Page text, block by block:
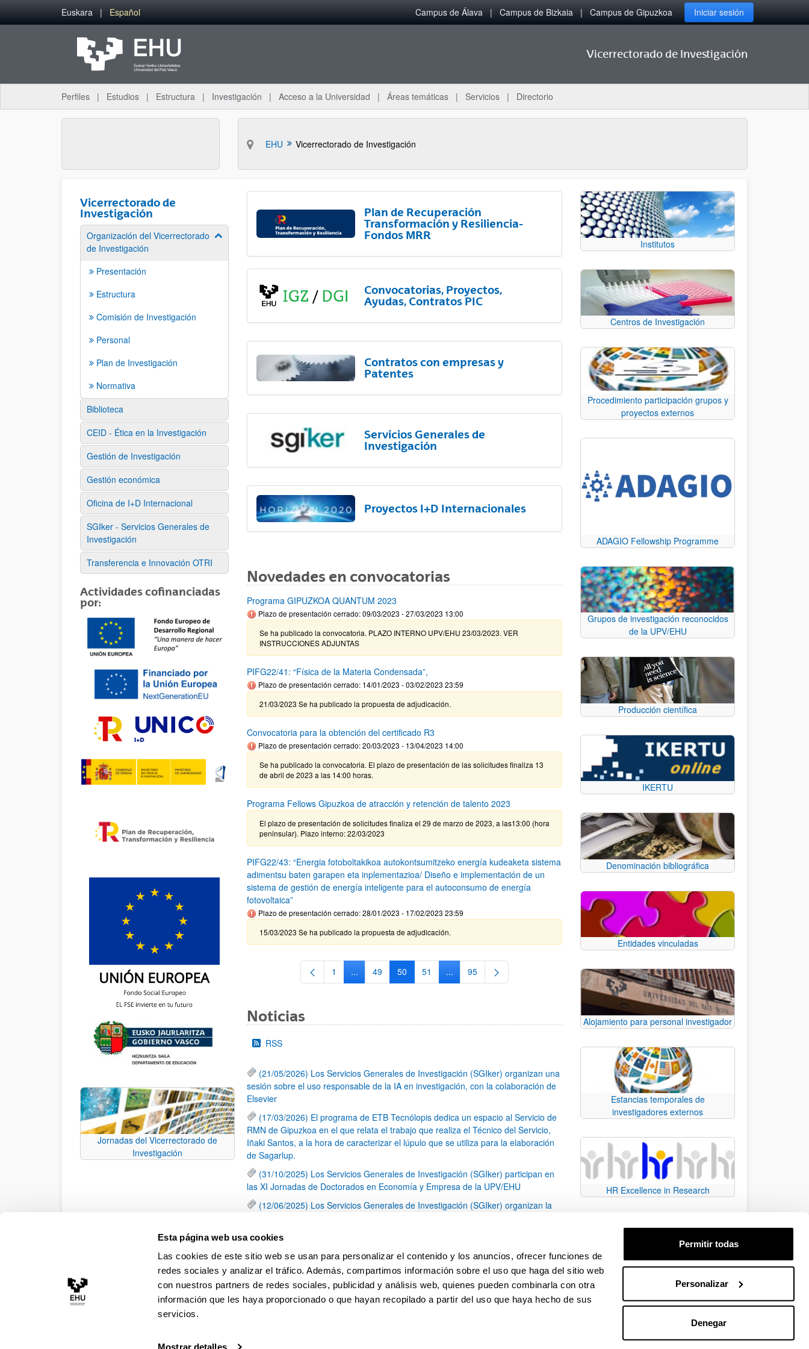
Esta página web usa cookies
Las cookies de este sitio web se usan para personalizar el contenido y los anuncios, ofrecer funciones de
redes sociales y analizar el tráfico. Además, compartimos información sobre el uso que haga del sitio web
con nuestros partners de redes sociales, publicidad y análisis web, quienes pueden combinarla con otra
información que les haya proporcionado o que hayan recopilado a partir del uso que haya hecho de sus
servicios.
Mostrar detalles
Permitir todas
Personalizar
Denegar
Saltar al contenido principal
Euskara Español Campus de Álava Campus de Bizkaia Campus de Gipuzkoa Iniciar sesión
Vicerrectorado de Investigación
Perfiles Estudios Estructura Investigación Acceso a la Universidad Áreas temáticas Servicios Directorio
EHU Vicerrectorado de Investigación
Vicerrectorado de
Investigación
Organización del Vicerrectorado
de Investigación
Mostrar/ocultar subpáginas
Presentación
Estructura
Comisión de Investigación
Personal
Plan de Investigación
Normativa
Biblioteca
CEID - Ética en la Investigación
Gestión de Investigación
Gestión económica
Oficina de I+D Internacional
SGIker - Servicios Generales de
Investigación
Transferencia e Innovación OTRI
Actividades cofinanciadas
por:
Jornadas del Vicerrectorado de
Investigación
Plan de Recuperación
Transformación y Resiliencia-
Fondos MRR
Convocatorias, Proyectos,
Ayudas, Contratos PIC
Contratos con empresas y
Patentes
Servicios Generales de
Investigación
Proyectos I+D Internacionales
Novedades en convocatorias
Programa GIPUZKOA QUANTUM 2023
Plazo de presentación cerrado: 09/03/2023 - 27/03/2023 13:00
Se ha publicado la convocatoria. PLAZO INTERNO UPV/EHU 23/03/2023. VER
INSTRUCCIONES ADJUNTAS
PIFG22/41: “Física de la Materia Condensada”,
Plazo de presentación cerrado: 14/01/2023 - 03/02/2023 23:59
21/03/2023 Se ha publicado la propuesta de adjudicación.
Convocatoria para la obtención del certificado R3
Plazo de presentación cerrado: 20/03/2023 - 13/04/2023 14:00
Se ha publicado la convocatoria. El plazo de presentación de las solicitudes finaliza 13
de abril de 2023 a las 14:00 horas.
Programa Fellows Gipuzkoa de atracción y retención de talento 2023
El plazo de presentación de solicitudes finaliza el 29 de marzo de 2023, a las13:00 (hora
peninsular). Plazo interno: 22/03/2023
PIFG22/43: “Energia fotoboltakikoa autokontsumitzeko energía kudeaketa sistema
adimentsu baten garapen eta inplementazioa/ Diseño e implementación de un
sistema de gestión de energía inteligente para el autoconsumo de energía
fotovoltaica”
Plazo de presentación cerrado: 28/01/2023 - 17/02/2023 23:59
15/03/2023 Se ha publicado la propuesta de adjudicación.
Página
1 ...Páginas intermedias Use TAB para desplazarse.
Página
49 Página
50 Página
51 ...Páginas intermedias Use TAB para desplazarse.
Página
95
Noticias
RSS
(21/05/2026) Los Servicios Generales de Investigación (SGIker) organizan una
sesión sobre el uso responsable de la IA en investigación, con la colaboración de
Elsevier
(17/03/2026) El programa de ETB Tecnólopis dedica un espacio al Servicio de
RMN de Gipuzkoa en el que relata el trabajo que realiza el Técnico del Servicio,
Iñaki Santos, a la hora de caracterizar el lúpulo que se utiliza para la elaboración
de Sagarlup.
(31/10/2025) Los Servicios Generales de Investigación (SGIker) participan en
las XI Jornadas de Doctorados en Economía y Empresa de la UPV/EHU
(12/06/2025) Los Servicios Generales de Investigación (SGIker) organizan la
una caracterización química de dos variedades de lúpulo silvestre
Página
1 Página
2 Página
3 ...
Páginas intermedias Use TAB para desplazarse.
Página
79
Institutos
Centros de Investigación
Procedimiento participación grupos y
proyectos externos
ADAGIO Fellowship Programme
Grupos de investigación reconocidos
de la UPV/EHU
Producción científica
IKERTU
Denominación bibliográfica
Entidades vinculadas
Alojamiento para personal investigador
Estancias temporales de
investigadores externos
HR Excellence in Research